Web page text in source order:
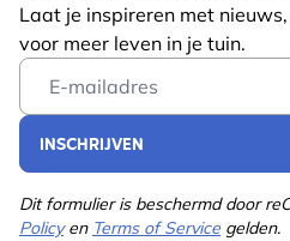
Laat je inspireren met
voor meer leven in je tuin.
Email Address
INSCHRIJVEN
Dit formulier is beschermd door
Policyen Terms of Service gelden.